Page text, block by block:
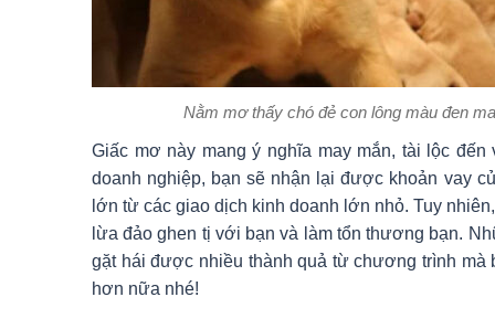
Nằm mơ thấy chó đẻ con lông màu đen
Giấc mơ này mang ý nghĩa may mắn, tài lộc
doanh nghiệp, bạn sẽ nhận lại được khoản vay
lớn từ các giao dịch kinh doanh lớn nhỏ. Tuy
lừa đảo ghen tị với bạn và làm tổn thương bạn.
gặt hái được nhiều thành quả từ chương trình mà
hơn nữa nhé!